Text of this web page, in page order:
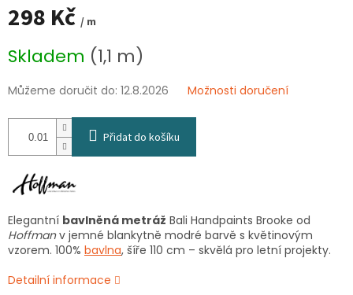
298 Kč / m
cena:
Skladem (1,1 m)
Můžeme doručit do: 12.8.2026 Možnosti doručení
Přidat do košíku
Elegantní bavlněná metráž Bali Handpaints Brooke od
Hoffmanv jemné blankytně modré barvě s květinovým
vzorem. 100% bavlna, šíře 110 cm – skvělá pro letní projekty.
Detailní informace